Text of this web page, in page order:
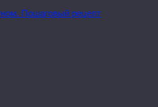
Пошаговый рецепт